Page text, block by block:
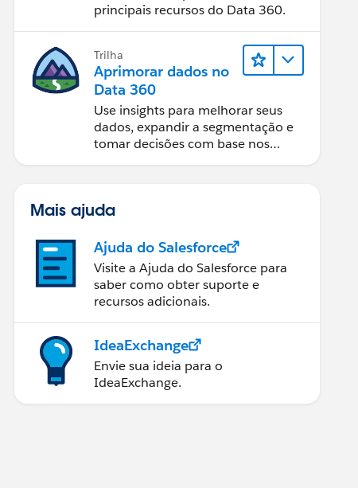
principais recursos do Data 360.
Trilha
Aprimorar dados no
Data 360
Use insights para melhorar seus
dados, expandir a segmentação e
tomar decisões com base nos
Mais ajuda
Ajuda do Salesforce
Visite a Ajuda do Salesforce para
saber como obter suporte e
recursos adicionais.
IdeaExchange
Envie sua ideia para o
IdeaExchange.